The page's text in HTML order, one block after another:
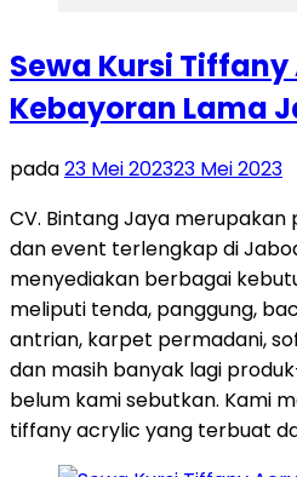
Sewa Kursi
Kebayoran Lama
pada23 Mei 202323 Mei 2023
CV. Bintang Jaya
dan event terlengkap di
menyediakan berbagai
meliputi tenda, panggung,
antrian, karpet permadani,
dan masih banyak lagi
belum kami sebutkan. Kami
tiffany acrylic yang terbuat